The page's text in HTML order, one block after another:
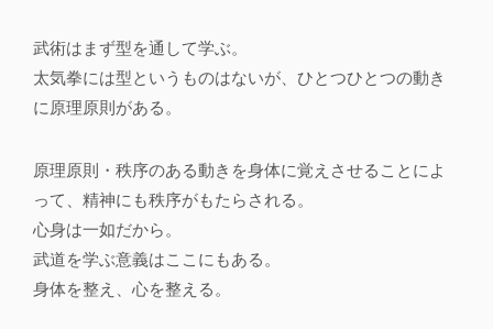
武術はまず型を通して学ぶ。
太気拳には型というものはないが、ひとつひとつの動き
に原理原則がある。
原理原則・秩序のある動きを身体に覚えさせることによ
って、精神にも秩序がもたらされる。
心身は一如だから。
武道を学ぶ意義はここにもある。
身体を整え、心を整える。